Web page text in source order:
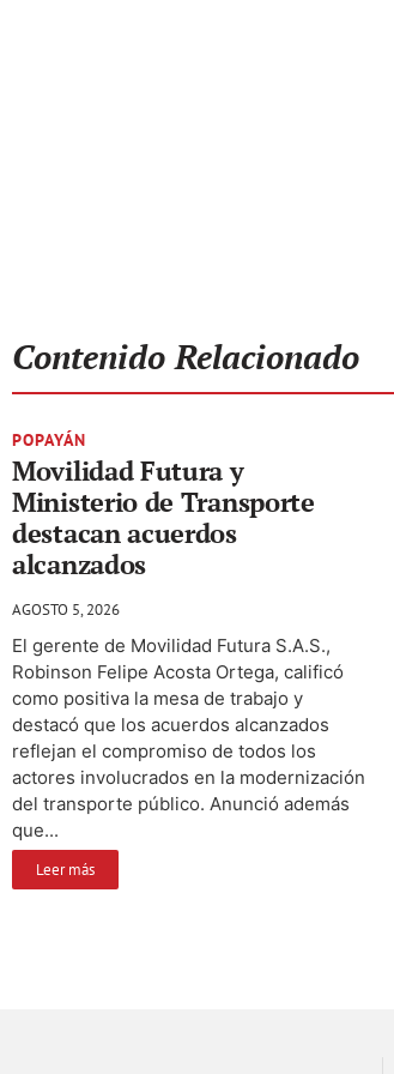
Contenido Relacionado
POPAYÁN
Movilidad Futura y
Ministerio de Transporte
destacan acuerdos
alcanzados
AGOSTO 5, 2026
El gerente de Movilidad Futura S.A.S.,
Robinson Felipe Acosta Ortega, calificó
como positiva la mesa de trabajo y
destacó que los acuerdos alcanzados
reflejan el compromiso de todos los
actores involucrados en la modernización
del transporte público. Anunció además
que...
Leer más